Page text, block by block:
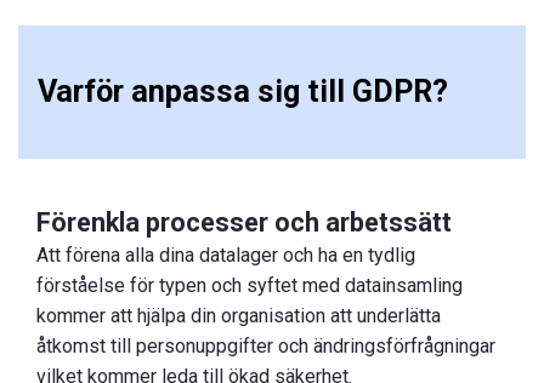
Varför anpassa sig till GDPR?
Förenkla processer och arbetssätt
Att förena alla dina datalager och ha en tydlig
förståelse för typen och syftet med datainsamling
kommer att hjälpa din organisation att underlätta
åtkomst till personuppgifter och ändringsförfrågningar
vilket kommer leda till ökad säkerhet.